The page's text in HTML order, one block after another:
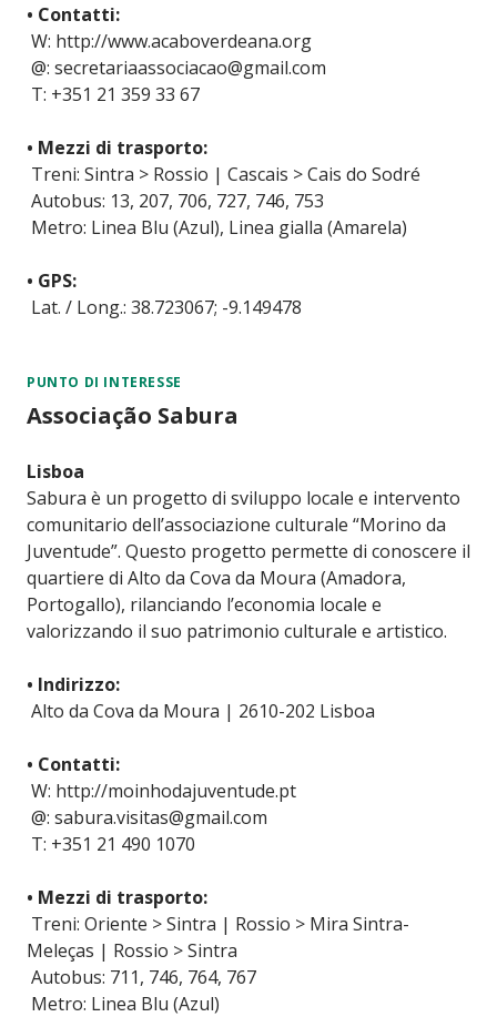
• Contatti:
W: http://www.acaboverdeana.org
@: secretariaassociacao@gmail.com
T: +351 21 359 33 67
• Mezzi di trasporto:
Treni: Sintra > Rossio | Cascais > Cais do Sodré
Autobus: 13, 207, 706, 727, 746, 753
Metro: Linea Blu (Azul), Linea gialla (Amarela)
• GPS:
Lat. / Long.: 38.723067; -9.149478
PUNTO DI INTERESSE
Associação Sabura
Lisboa
Sabura è un progetto di sviluppo locale e intervento
comunitario dell’associazione culturale “Morino da
Juventude”. Questo progetto permette di conoscere il
quartiere di Alto da Cova da Moura (Amadora,
Portogallo), rilanciando l’economia locale e
valorizzando il suo patrimonio culturale e artistico.
• Indirizzo:
Alto da Cova da Moura | 2610-202 Lisboa
• Contatti:
W: http://moinhodajuventude.pt
@: sabura.visitas@gmail.com
T: +351 21 490 1070
• Mezzi di trasporto:
Treni: Oriente > Sintra | Rossio > Mira Sintra-
Meleças | Rossio > Sintra
Autobus: 711, 746, 764, 767
Metro: Linea Blu (Azul)